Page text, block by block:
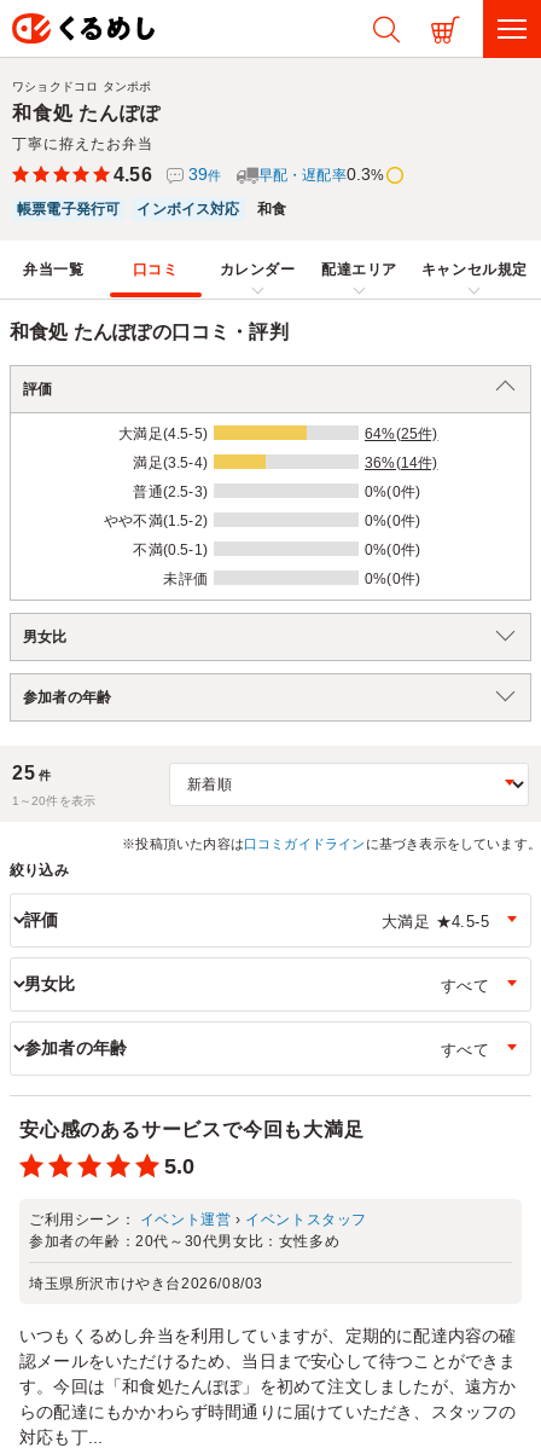
和食処 たんぽぽ
丁寧に拵えたお弁当
ワショクドコロ タンポポ
4.56 39件 早配・遅配率0.3%
帳票電子発行可
インボイス対応 和食
弁当一覧 口コミ カレンダー 配達エリア キャンセル規定
和食処 たんぽぽの口コミ・評判
評価
大満足(4.5-5)
64%(25件)
満足(3.5-4)
36%(14件)
普通(2.5-3)
0%(0件)
やや不満(1.5-2)
0%(0件)
不満(0.5-1)
0%(0件)
未評価
0%(0件)
男女比
参加者の年齢
25 件
1～20件を表示
※投稿頂いた内容は口コミガイドライン に基づき表示をしています。
絞り込み
評価
男女比
参加者の年齢
安心感のあるサービスで今回も大満足
5.0
ご利用シーン： イベント運営 › イベントスタッフ
参加者の年齢：20代～30代男女比： 女性多め
埼玉県所沢市けやき台2026/08/03
いつもくるめし弁当を利用していますが、定期的に配達内容の確
認メールをいただけるため、当日まで安心して待つことができま
す。今回は「和食処たんぽぽ」を初めて注文しましたが、遠方か
らの配達にもかかわらず時間通りに届けていただき、スタッフの
対応も丁...